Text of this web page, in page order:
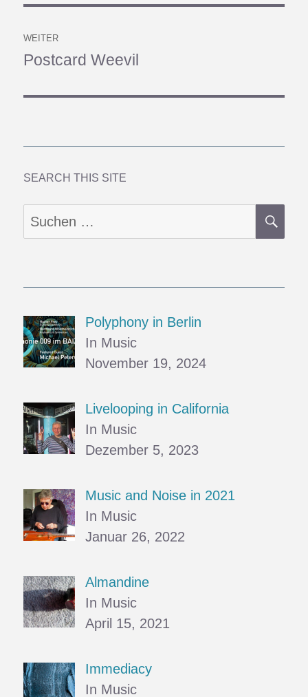
WEITER
Nächster
Postcard Weevil
SEARCH THIS SITE
Suchen
nach:
Polyphony in Berlin
In Music
November 19, 2024
Livelooping in California
In Music
Dezember 5, 2023
Music and Noise in 2021
In Music
Januar 26, 2022
Almandine
In Music
April 15, 2021
Immediacy
In Music